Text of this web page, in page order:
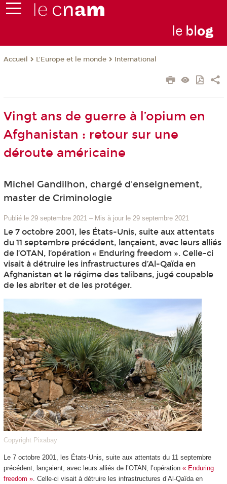
le blog
Accueil L'Europe et le monde International
Vingt ans de guerre à l’opium en
Afghanistan : retour sur une
déroute américaine
Michel Gandilhon, chargé d'enseignement,
master de Criminologie
Publié le 29 septembre 2021 – Mis à jour le 29 septembre 2021
Le 7 octobre 2001, les États-Unis, suite aux attentats
du 11 septembre précédent, lançaient, avec leurs alliés
de l’OTAN, l’opération « Enduring freedom ». Celle-ci
visait à détruire les infrastructures d’Al-Qaïda en
Afghanistan et le régime des talibans, jugé coupable
de les abriter et de les protéger.
Copyright Pixabay
Le 7 octobre 2001, les États-Unis, suite aux attentats du 11 septembre
précédent, lançaient, avec leurs alliés de l’OTAN, l’opération « Enduring
freedom ». Celle-ci visait à détruire les infrastructures d’Al-Qaïda en